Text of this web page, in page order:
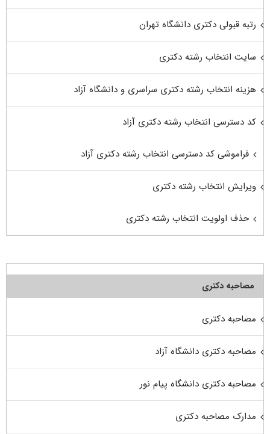
رتبه قبولی دکتری دانشگاه تهران
سایت انتخاب رشته دکتری
هزینه انتخاب رشته دکتری سراسری و دانشگاه آزاد
کد دسترسی انتخاب رشته دکتری آزاد
فراموشی کد دسترسی انتخاب رشته دکتری آزاد
ویرایش انتخاب رشته دکتری
حذف اولویت انتخاب رشته دکتری
مصاحبه دکتری
مصاحبه دکتری
مصاحبه دکتری دانشگاه آزاد
مصاحبه دکتری دانشگاه پیام نور
مدارک مصاحبه دکتری